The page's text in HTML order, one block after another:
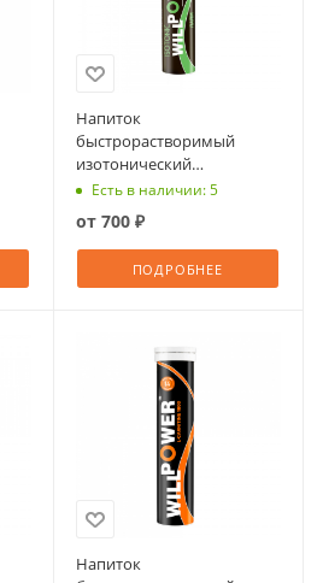
Напиток
быстрорастворимый
изотонический
ВИЛЛПАУЭР Моушен с
ароматом лайма, шипучие
таблетки №14
Есть в наличии: 5
от 700 ₽
ПОДРОБНЕЕ
Напиток